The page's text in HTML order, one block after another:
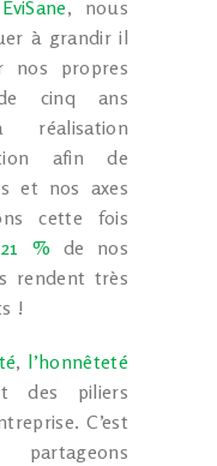
EviSane, nous
à grandir il
nos propres
cinq ans
réalisation
afin de
et nos axes
cette fois
% de nos
rendent très
!
, l’honnêteté
des piliers
C’est